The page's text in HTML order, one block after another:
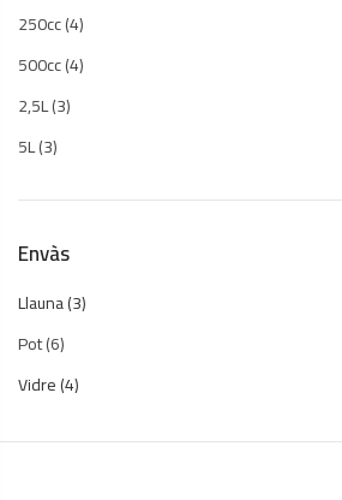
250cc(4)
500cc(4)
2,5L(3)
5L(3)
Envàs
Llauna(3)
Pot(6)
Vidre(4)